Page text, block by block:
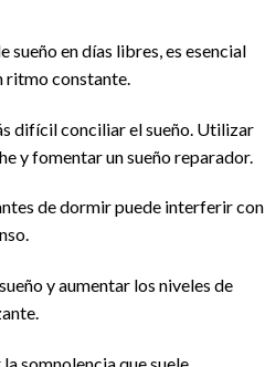
en días libres, es esencial
ritmo constante.
difícil conciliar el sueño. Utilizar
y fomentar un sueño reparador.
de dormir puede interferir con
y aumentar los niveles de